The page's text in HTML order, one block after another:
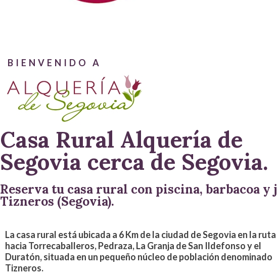
BIENVENIDO A
Casa Rural Alquería de
Segovia cerca de Segovia.
Reserva tu casa rural con piscina, barbacoa y
Tizneros (Segovia).
La casa rural está ubicada a 6 Km de la ciudad de Segovia en la ruta
hacia Torrecaballeros, Pedraza, La Granja de San Ildefonso y el
Duratón, situada en un pequeño núcleo de población denominado
Tizneros.